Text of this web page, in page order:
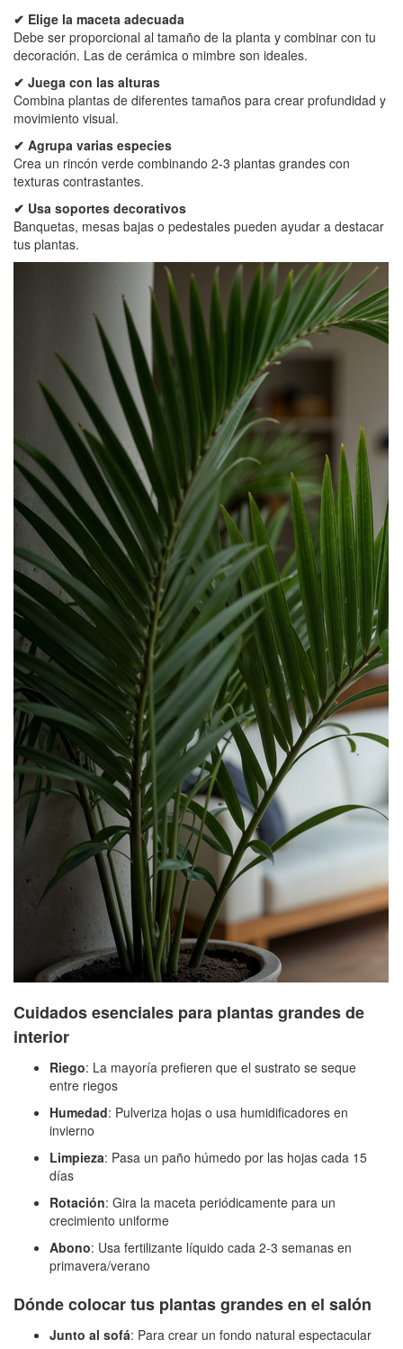
✔ Elige la maceta adecuada
Debe ser proporcional al tamaño de la planta y combinar con tu
decoración. Las de cerámica o mimbre son ideales.
✔ Juega con las alturas
Combina plantas de diferentes tamaños para crear profundidad y
movimiento visual.
✔ Agrupa varias especies
Crea un rincón verde combinando 2-3 plantas grandes con
texturas contrastantes.
✔ Usa soportes decorativos
Banquetas, mesas bajas o pedestales pueden ayudar a destacar
tus plantas.
Cuidados esenciales para plantas grandes de
interior
Riego: La mayoría prefieren que el sustrato se seque
entre riegos
Humedad: Pulveriza hojas o usa humidificadores en
invierno
Limpieza: Pasa un paño húmedo por las hojas cada 15
días
Rotación: Gira la maceta periódicamente para un
crecimiento uniforme
Abono: Usa fertilizante líquido cada 2-3 semanas en
primavera/verano
Dónde colocar tus plantas grandes en el salón
Junto al sofá: Para crear un fondo natural espectacular